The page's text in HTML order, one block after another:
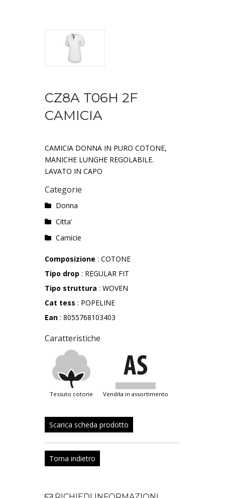
CZ8A T06H 2F
CAMICIA
CAMICIA DONNA IN PURO COTONE,
MANICHE LUNGHE REGOLABILE.
LAVATO IN CAPO
Categorie
Donna
Citta'
Camicie
Composizione : COTONE
Tipo drop : REGULAR FIT
Tipo struttura : WOVEN
Cat tess : POPELINE
Ean : 8055768103403
Caratteristiche
tessuto cotone vendita in assortimento
Scarica scheda prodotto
Torna indietro